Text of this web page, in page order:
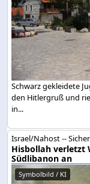
Schwarz gekleidete
den Hitlergruß und
in...
Israel/Nahost --
Hisbollah verletzt
Südlibanon an
Symbolbild / KI